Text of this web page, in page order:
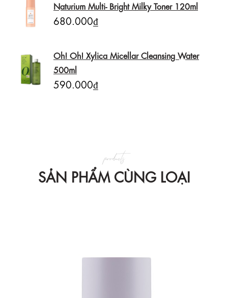
Naturium Multi- Bright Milky Toner 120ml
680.000₫
Oh! Oh! Xylica Micellar Cleansing Water
500ml
590.000₫
SẢN PHẨM CÙNG LOẠI
products